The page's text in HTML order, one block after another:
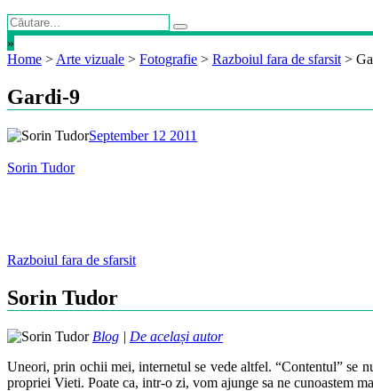
»
Home > Arte vizuale > Fotografie > Razboiul fara de sfarsit >
Gardi-9
September 12 2011
Sorin Tudor
Post
navigation
Razboiul fara de sfarsit
Sorin Tudor
Blog | De același autor
Uneori, prin ochii mei, internetul se vede altfel. “Contentul” se
propriei Vieti. Poate ca, intr-o zi, vom ajunge sa ne cunoastem